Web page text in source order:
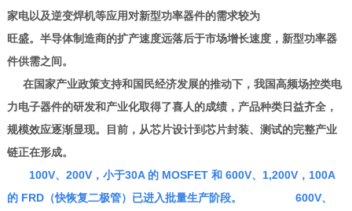
家电以及逆变焊机等应用对新型功率器件的需求较为
旺盛。半导体制造商的扩产速度远落后于市场增长速度，新型功率器
件供需之间。
在国家产业政策支持和国民经济发展的推动下，我国高频场控类电
力电子器件的研发和产业化取得了喜人的成绩，产品种类日益齐全，
规模效应逐渐显现。目前，从芯片设计到芯片封装、测试的完整产业
链正在形成。
100V、200V，小于30A 的 MOSFET 和 600V、1,200V，100A
的 FRD（快恢复二极管）已进入批量生产阶段。 600V、